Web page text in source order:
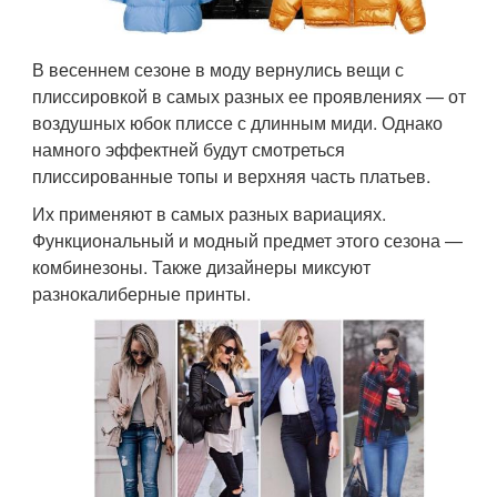
В весеннем сезоне в моду вернулись вещи с
плиссировкой в самых разных ее проявлениях — от
воздушных юбок плиссе с длинным миди. Однако
намного эффектней будут смотреться
плиссированные топы и верхняя часть платьев.
Их применяют в самых разных вариациях.
Функциональный и модный предмет этого сезона —
комбинезоны. Также дизайнеры миксуют
разнокалиберные принты.